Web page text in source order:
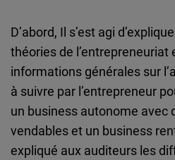
D’abord, Il s’est agi
théories de l’entrepreneuriat
informations générales sur
à suivre par l’entrepreneur
un business autonome avec
vendables et un business
expliqué aux auditeurs les